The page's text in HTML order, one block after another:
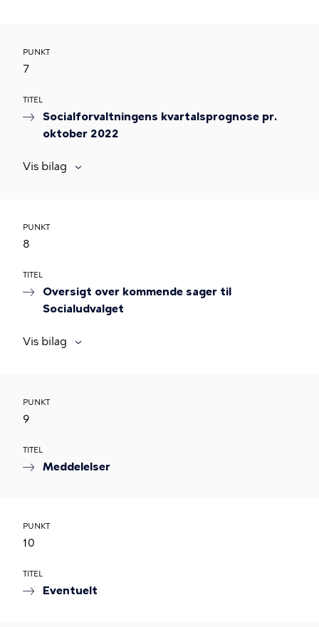
PUNKT
7
TITEL
Socialforvaltningens kvartalsprognose pr.
oktober 2022
Vis bilag
PUNKT
8
TITEL
Oversigt over kommende sager til
Socialudvalget
Vis bilag
PUNKT
9
TITEL
Meddelelser
PUNKT
10
TITEL
Eventuelt